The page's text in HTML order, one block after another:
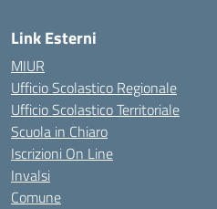
Link Esterni
MIUR
Ufficio Scolastico Regionale
Ufficio Scolastico Territoriale
Scuola in Chiaro
Iscrizioni On Line
Invalsi
Comune